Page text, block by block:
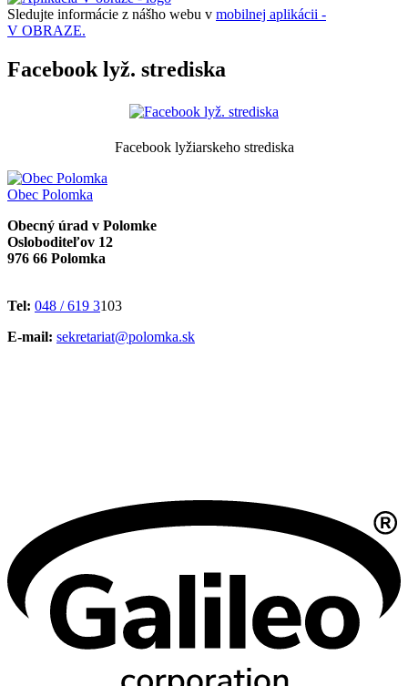
Sledujte informácie z nášho webu v mobilnej aplikácii -
V OBRAZE.
Facebook lyž. strediska
Facebook lyžiarskeho strediska
Obec Polomka
Obecný úrad v Polomke
Osloboditeľov 12
976 66 Polomka
Tel: 048 / 619 3103
E-mail: sekretariat@polomka.sk